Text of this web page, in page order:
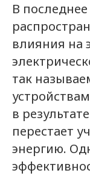
В
влияния на
так
в
перестает
энергию.